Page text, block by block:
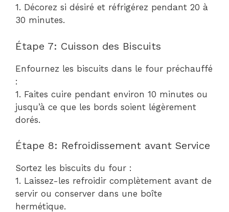
1. Décorez si désiré et réfrigérez pendant 20 à
30 minutes.
Étape 7: Cuisson des Biscuits
Enfournez les biscuits dans le four préchauffé
:
1. Faites cuire pendant environ 10 minutes ou
jusqu’à ce que les bords soient légèrement
dorés.
Étape 8: Refroidissement avant Service
Sortez les biscuits du four :
1. Laissez-les refroidir complètement avant de
servir ou conserver dans une boîte
hermétique.